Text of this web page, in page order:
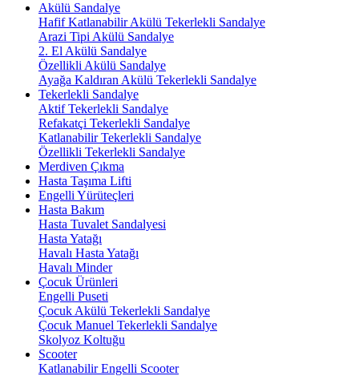
Akülü Sandalye
Hafif Katlanabilir Akülü Tekerlekli Sandalye
Arazi Tipi Akülü Sandalye
2. El Akülü Sandalye
Özellikli Akülü Sandalye
Ayağa Kaldıran Akülü Tekerlekli Sandalye
Tekerlekli Sandalye
Aktif Tekerlekli Sandalye
Refakatçi Tekerlekli Sandalye
Katlanabilir Tekerlekli Sandalye
Özellikli Tekerlekli Sandalye
Merdiven Çıkma
Hasta Taşıma Lifti
Engelli Yürüteçleri
Hasta Bakım
Hasta Tuvalet Sandalyesi
Hasta Yatağı
Havalı Hasta Yatağı
Havalı Minder
Çocuk Ürünleri
Engelli Puseti
Çocuk Akülü Tekerlekli Sandalye
Çocuk Manuel Tekerlekli Sandalye
Skolyoz Koltuğu
Scooter
Katlanabilir Engelli Scooter